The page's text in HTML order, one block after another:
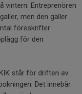
vintern. Entreprenören
men den gäller
föreskrifter.
för den
står för driften av
Det innebär